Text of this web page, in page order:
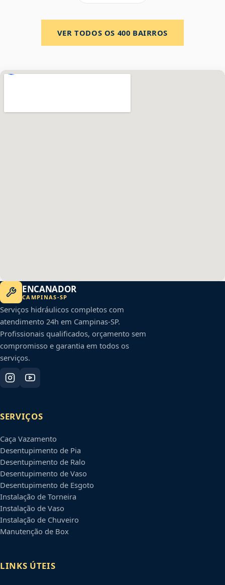
VER TODOS OS 400 BAIRROS
ENCANADOR
CAMPINAS-SP
Serviços hidráulicos completos com
atendimento 24h em Campinas-SP.
Profissionais qualificados, orçamento sem
compromisso e garantia em todos os
serviços.
SERVIÇOS
Caça Vazamento
Desentupimento de Pia
Desentupimento de Ralo
Desentupimento de Vaso
Desentupimento de Esgoto
Instalação de Torneira
Instalação de Vaso
Instalação de Chuveiro
Manutenção de Box
LINKS ÚTEIS